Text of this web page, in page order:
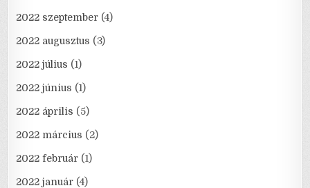
2022 szeptember (4)
2022 augusztus (3)
2022 július (1)
2022 június (1)
2022 április (5)
2022 március (2)
2022 február (1)
2022 január (4)